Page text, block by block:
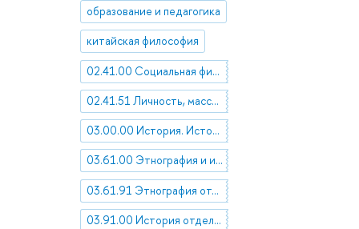
образование и педагогика
китайская философия
02.41.00 Социальная философия
02.41.51 Личность, массы и общество
03.00.00 История. Исторические науки
03.61.00 Этнография и историческая антропология
03.61.91 Этнография отдельных стран и народов
03.91.00 История отдельных стран